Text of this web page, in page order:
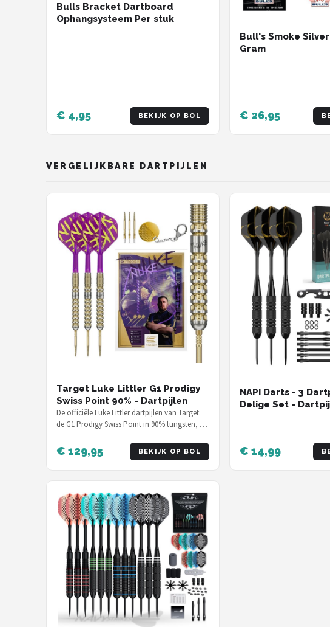
Bulls Bracket Dartboard
Ophangsysteem Per stuk
€ 4,95 BEKIJK OP BOL
Bull's Smoke
Gram
€ 26,95
VERGELIJKBARE DARTPIJLEN
Target Luke Littler G1 Prodigy
Swiss Point 90% - Dartpijlen
De officiële Luke Littler dartpijlen van Target:
de G1 Prodigy Swiss Point in 90% tungsten, 23
€ 129,95 BEKIJK OP BOL
NAPI Darts - 3
Delige Set -
Inclusief Dart
Verschillende
€ 14,99